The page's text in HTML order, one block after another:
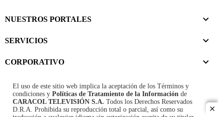
NUESTROS PORTALES
SERVICIOS
CORPORATIVO
El uso de este sitio web implica la aceptación de los Términos y
condiciones y Políticas de Tratamiento de la Información de
CARACOL TELEVISIÓN S.A. Todos los Derechos Reservados
D.R.A. Prohibida su reproducción total o parcial, así como su